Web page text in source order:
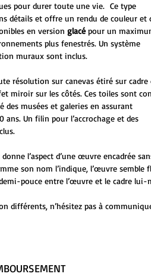
pour durer toute une vie. Ce type
détails et offre un rendu de couleur et
en version glacépour un
plus fenestrés. Un système
muraux sont inclus.
résolution sur canevas étiré sur cadre
miroir sur les côtés. Ces toiles sont
des musées et galeries en assurant
ans. Un filin pour l’accrochage et des
l’aspect d’une œuvre encadrée
son nom l’indique, l’œuvre semble
demi-pouce entre l’œuvre et le cadre lui-
différents, n’hésitez pas à